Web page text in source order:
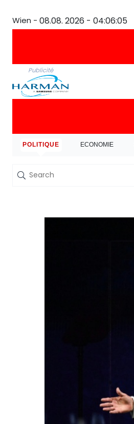
Wien - 08.08. 2026 - 04:06:06
Publicité
POLITIQUE ECONOMIE